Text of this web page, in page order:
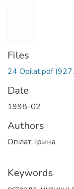
Files
24 Opilat.pdf
Date
1998-02
Authors
Опілат, Ірина
Keywords